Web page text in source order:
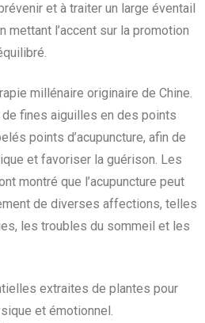
et à traiter un large éventail
mettant l’accent sur la promotion
millénaire originaire de Chine.
de fines aiguilles en des points
points d’acupuncture, afin de
et favoriser la guérison. Les
montré que l’acupuncture peut
de diverses affections, telles
les troubles du sommeil et les
extraites de plantes pour
et émotionnel.